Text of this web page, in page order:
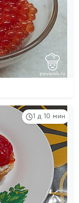
1 д 10 мин